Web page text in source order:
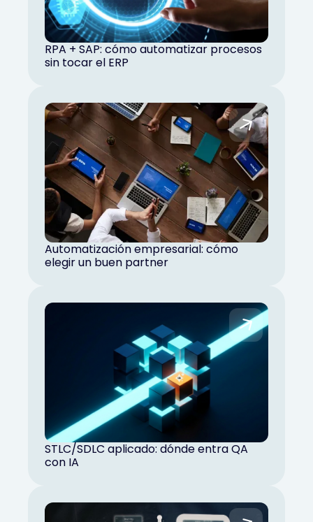
RPA + SAP: cómo automatizar procesos
sin tocar el ERP
Automatización empresarial: cómo
elegir un buen partner
STLC/SDLC aplicado: dónde entra QA
con IA